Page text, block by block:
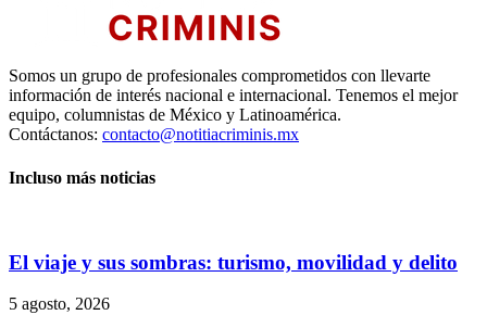
Telegram
Somos un grupo de profesionales comprometidos con llevarte
información de interés nacional e internacional. Tenemos el mejor
equipo, columnistas de México y Latinoamérica.
Contáctanos: contacto@notitiacriminis.mx
Incluso más noticias
El viaje y sus sombras: turismo, movilidad y delito
5 agosto, 2026